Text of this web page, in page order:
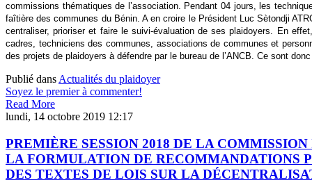
commissions thématiques de l’association. Pendant 04 jours, les
faîtière des communes du Bénin. A en croire le Président Luc Sètondji
centraliser, prioriser et faire le suivi-évaluation de ses plaidoyers. En
cadres, techniciens des communes, associations de communes et
des projets de plaidoyers à défendre par le bureau de l’ANCB. Ce sont
Publié dans Actualités du plaidoyer
Soyez le premier à commenter!
Read More
lundi, 14 octobre 2019 12:17
PREMIÈRE SESSION 2018 DE LA
LA FORMULATION DE RECOMMANDATIONS
DES TEXTES DE LOIS SUR LA